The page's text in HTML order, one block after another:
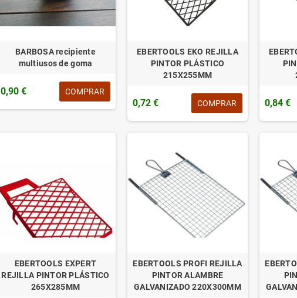
BARBOSA recipiente
multiusos de goma
0,90 € COMPRAR
EBERTOOLS EKO REJILLA
PINTOR PLÁSTICO
215X255MM
0,72 € COMPRAR 0,84 €
EBERTOOLS EXPERT
REJILLA PINTOR PLÁSTICO
265X285MM
EBERTOOLS PROFI REJILLA
PINTOR ALAMBRE
GALVANIZADO 220X300MM